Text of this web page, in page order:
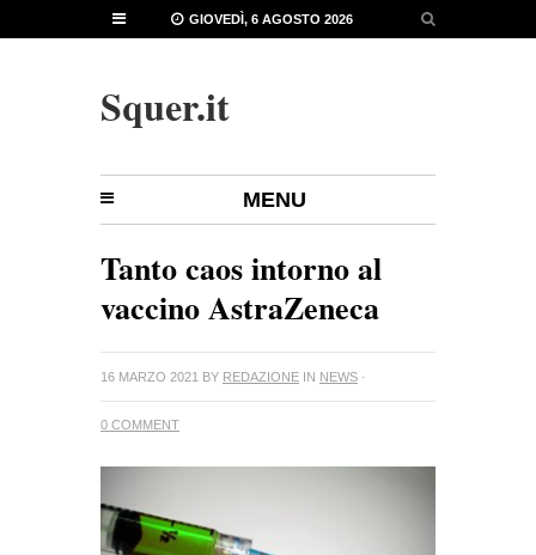
GIOVEDÌ, 6 AGOSTO 2026
Squer.it
MENU
Tanto caos intorno al
vaccino AstraZeneca
16 MARZO 2021 BY REDAZIONE IN NEWS ·
0 COMMENT